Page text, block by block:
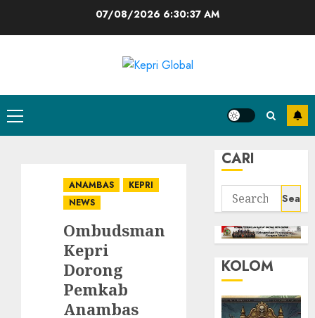
07/08/2026 6:30:38 AM
Primary
Menu
ANAMBAS
KEPRI
NEWS
Ombudsman
Kepri
Dorong
Pemkab
Anambas
CARI
Search
for:
KOLOM